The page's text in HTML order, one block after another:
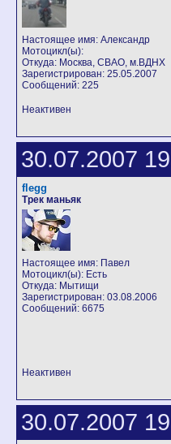
Настоящее имя: Александр
Мотоцикл(ы):
Откуда: Москва, СВАО, м.ВДНХ
Зарегистрирован: 25.05.2007
Сообщений: 225
Неактивен
30.07.2007
flegg
Трек маньяк
Настоящее имя: Павел
Мотоцикл(ы): Есть
Откуда: Мытищи
Зарегистрирован: 03.08.2006
Сообщений: 6675
Неактивен
30.07.2007